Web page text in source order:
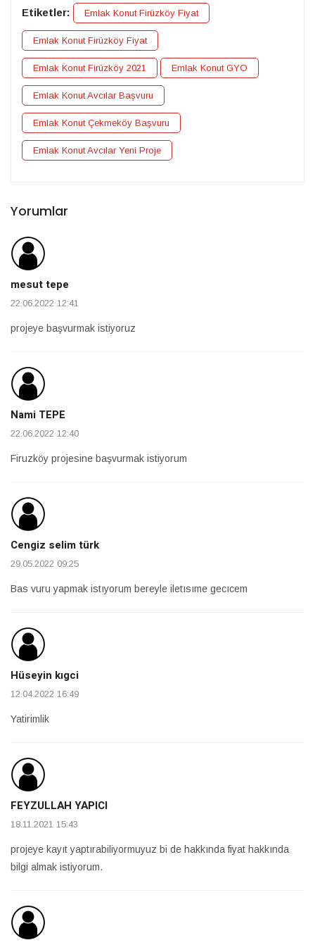
Etiketler: Emlak Konut Firüzköy Fiyat
Emlak Konut Firüzköy Fiyat
Emlak Konut Firüzköy 2021 Emlak Konut GYO
Emlak Konut Avcılar Başvuru
Emlak Konut Çekmeköy Başvuru
Emlak Konut Avcılar Yeni Proje
Yorumlar
mesut tepe
22.06.2022 12:41
projeye başvurmak istiyoruz
Nami TEPE
22.06.2022 12:40
Firuzköy projesine başvurmak istiyorum
Cengiz selim türk
29.05.2022 09:25
Bas vuru yapmak istıyorum bereyle iletısıme gecıcem
Hüseyin kıgci
12.04.2022 16:49
Yatirimlik
FEYZULLAH YAPICI
18.11.2021 15:43
projeye kayıt yaptırabiliyormuyuz bi de hakkında fiyat hakkında
bilgi almak istiyorum.